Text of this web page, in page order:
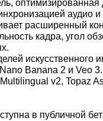
аудио
расширенный
кадра, угол
искусственного
Banana 2 и Veo
v2, Topaz
в публичной